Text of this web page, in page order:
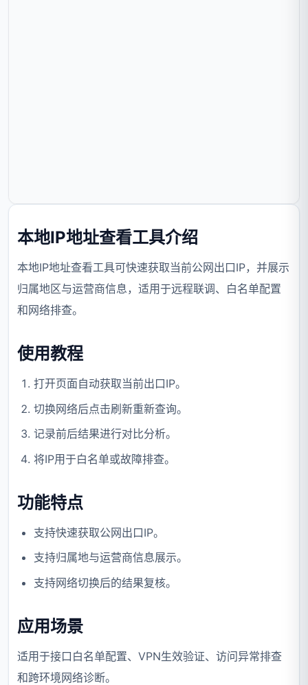
本地IP地址查看工具介绍
本地IP地址查看工具可快速获取当前公网出口IP，并展示
归属地区与运营商信息，适用于远程联调、白名单配置
和网络排查。
使用教程
打开页面自动获取当前出口IP。
切换网络后点击刷新重新查询。
记录前后结果进行对比分析。
将IP用于白名单或故障排查。
功能特点
支持快速获取公网出口IP。
支持归属地与运营商信息展示。
支持网络切换后的结果复核。
应用场景
适用于接口白名单配置、VPN生效验证、访问异常排查
和跨环境网络诊断。